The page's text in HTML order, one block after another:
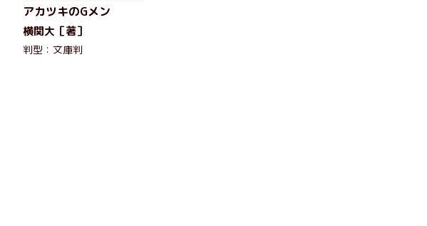
アカツキのGメン
横関大［著］
判型：文庫判